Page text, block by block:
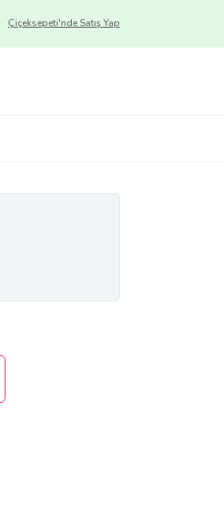
Çiçeksepeti'nde Satış Yap